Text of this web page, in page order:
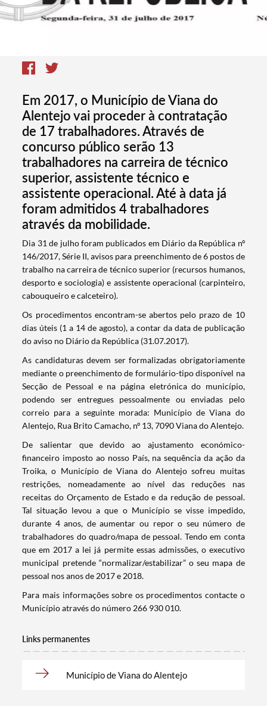
Termo de Pesquisa
Em 2017, o Município de Viana do
Alentejo vai proceder à contratação
de 17 trabalhadores. Através de
concurso público serão 13
trabalhadores na carreira de técnico
superior, assistente técnico e
assistente operacional. Até à data já
foram admitidos 4 trabalhadores
através da mobilidade.
​Dia 31 de julho foram publicados em Diário da República nº
146/2017, Série II, avisos para preenchimento de 6 postos de
trabalho na carreira de técnico superior (recursos humanos,
desporto e sociologia) e assistente operacional (carpinteiro,
cabouqueiro e calceteiro).
Os procedimentos encontram-se abertos pelo prazo de 10
dias úteis (1 a 14 de agosto), a contar da data de publicação
do aviso no Diário da República (31.07.2017).
As candidaturas devem ser formalizadas obrigatoriamente
mediante o preenchimento de formulário-tipo disponível na
Secção de Pessoal e na página eletrónica do município,
podendo ser entregues pessoalmente ou enviadas pelo
correio para a seguinte morada: Município de Viana do
Alentejo, Rua Brito Camacho, nº 13, 7090 Viana do Alentejo.
De salientar que devido ao ajustamento económico-
financeiro imposto ao nosso País, na sequência da ação da
Troika, o Município de Viana do Alentejo sofreu muitas
restrições, nomeadamente ao nível das reduções nas
receitas do Orçamento de Estado e da redução de pessoal.
Tal situação levou a que o Município se visse impedido,
durante 4 anos, de aumentar ou repor o seu número de
trabalhadores do quadro/mapa de pessoal. Tendo em conta
que em 2017 a lei já permite essas admissões, o executivo
municipal pretende “normalizar/estabilizar” o seu mapa de
pessoal nos anos de 2017 e 2018.
Para mais informações sobre os procedimentos contacte o
Município através do número 266 930 010.
Links permanentes
Município de Viana do Alentejo